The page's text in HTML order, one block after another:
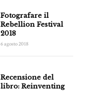
Fotografare il
Rebellion Festival
2018
6 agosto 2018
Recensione del
libro: Reinventing